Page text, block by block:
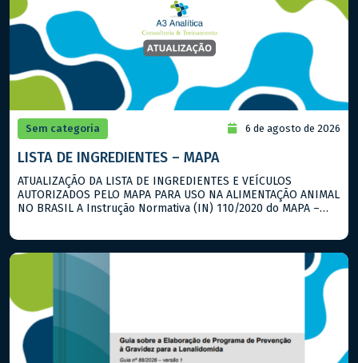
Sem categoria 6 de agosto de 2026
LISTA DE INGREDIENTES – MAPA
ATUALIZAÇÃO DA LISTA DE INGREDIENTES E VEÍCULOS
AUTORIZADOS PELO MAPA PARA USO NA ALIMENTAÇÃO ANIMAL
NO BRASIL A Instrução Normativa (IN) 110/2020 do MAPA –
alimentação humana e susceptíveis de […]